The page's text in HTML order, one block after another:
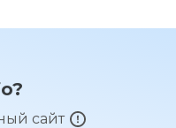
сайт